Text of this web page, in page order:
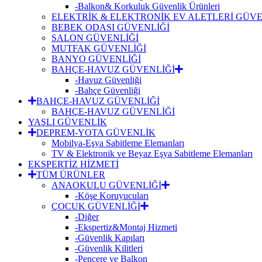
-Balkon& Korkuluk Güvenlik Ürünleri
ELEKTRİK & ELEKTRONİK EV ALETLERİ
BEBEK ODASI GÜVENLİĞİ
SALON GÜVENLİĞİ
MUTFAK GÜVENLİĞİ
BANYO GÜVENLİĞİ
BAHÇE-HAVUZ GÜVENLİĞİ
-Havuz Güvenliği
-Bahçe Güvenliği
BAHÇE-HAVUZ GÜVENLİĞİ
BAHÇE-HAVUZ GÜVENLİĞİ
YAŞLI GÜVENLİK
DEPREM-YOTA GÜVENLİK
Mobilya-Eşya Sabitleme Elemanları
TV & Elektronik ve Beyaz Eşya Sabitleme Elemanları
EKSPERTİZ HİZMETİ
TÜM ÜRÜNLER
ANAOKULU GÜVENLİĞİ
-Köşe Koruyucuları
ÇOCUK GÜVENLİĞİ
-Diğer
-Ekspertiz&Montaj Hizmeti
-Güvenlik Kapıları
-Güvenlik Kilitleri
-Pencere ve Balkon